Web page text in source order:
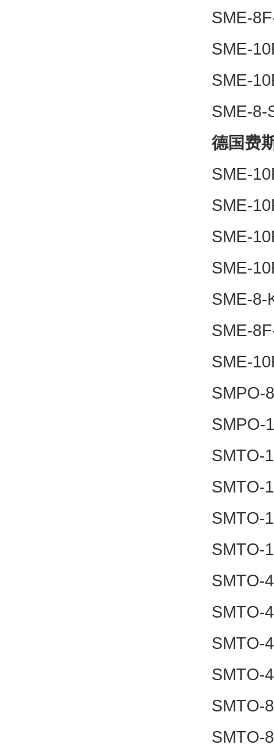
SME-
SME-
SME-
SME-8-
德国费
SME-
SME-
SME-
SME-
SME-8-
SME-
SME-
SMPO-
SMPO-
SMTO-
SMTO-
SMTO-
SMTO-
SMTO-
SMTO-
SMTO-
SMTO-
SMTO-
SMTO-